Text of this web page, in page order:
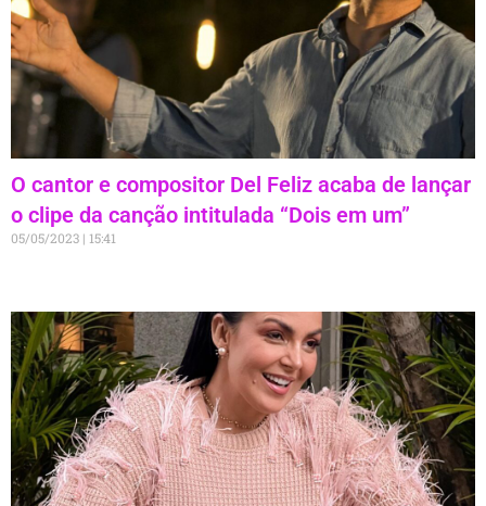
O cantor e compositor Del Feliz acaba de lançar
o clipe da canção intitulada “Dois em um”
05/05/2023 15:41